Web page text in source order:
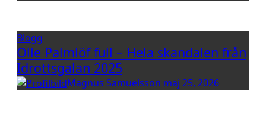
Blogg
Olle Palmlöf full – Hela skandalen från
Idrottsgalan 2025
Magnus Samuelsson maj 25, 2026